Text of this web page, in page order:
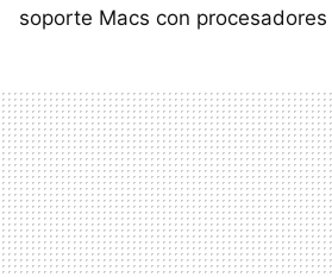
soporte Macs con procesadores